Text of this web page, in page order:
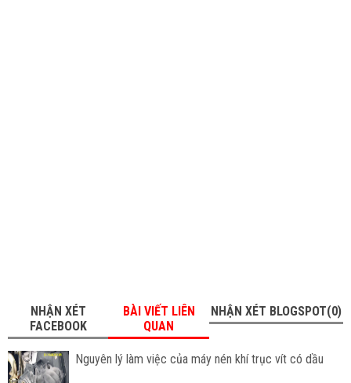
NHẬN XÉT
FACEBOOK
BÀI VIẾT LIÊN
QUAN
NHẬN XÉT BLOGSPOT(0)
Nguyên lý làm việc của máy nén khí trục vít có dầu